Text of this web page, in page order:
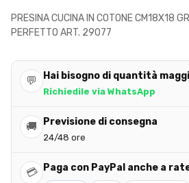
PRESINA CUCINA IN COTONE CM18X18
PERFETTO ART. 29077
💬 Hai bisogno di quantità
Richiedile via WhatsApp
🚚 Previsione di consegna
24/48 ore
💳 Paga con PayPal anche a